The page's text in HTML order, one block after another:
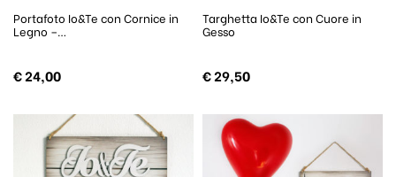
Portafoto Io&Te con Cornice in
Legno –…
€24,00
Targhetta Io&Te con Cuore in
Gesso
€29,50